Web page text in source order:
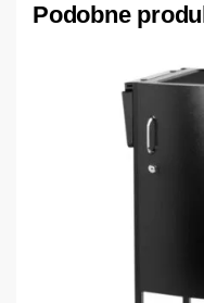
Podobne